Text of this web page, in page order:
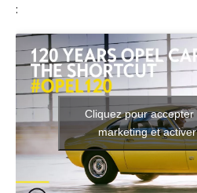
:
Cliquez pour accepter
marketing et